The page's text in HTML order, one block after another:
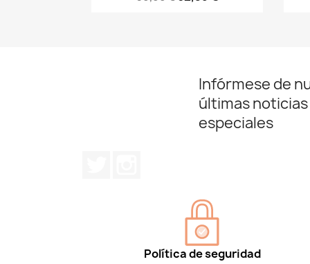
Infórmese de
últimas
especiales
Política de seguridad